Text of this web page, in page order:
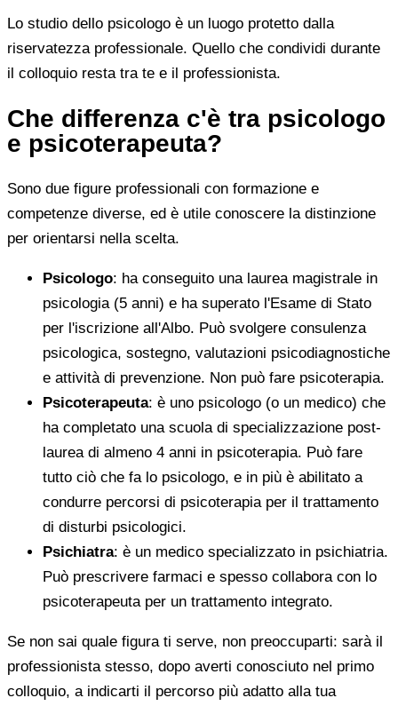
Lo studio dello psicologo è un luogo protetto dalla
riservatezza professionale. Quello che condividi durante
il colloquio resta tra te e il professionista.
Che differenza c'è tra psicologo
e psicoterapeuta?
Sono due figure professionali con formazione e
competenze diverse, ed è utile conoscere la distinzione
per orientarsi nella scelta.
Psicologo: ha conseguito una laurea magistrale in
psicologia (5 anni) e ha superato l'Esame di Stato
per l'iscrizione all'Albo. Può svolgere consulenza
psicologica, sostegno, valutazioni psicodiagnostiche
e attività di prevenzione. Non può fare psicoterapia.
Psicoterapeuta: è uno psicologo (o un medico) che
ha completato una scuola di specializzazione post-
laurea di almeno 4 anni in psicoterapia. Può fare
tutto ciò che fa lo psicologo, e in più è abilitato a
condurre percorsi di psicoterapia per il trattamento
di disturbi psicologici.
Psichiatra: è un medico specializzato in psichiatria.
Può prescrivere farmaci e spesso collabora con lo
psicoterapeuta per un trattamento integrato.
Se non sai quale figura ti serve, non preoccuparti: sarà il
professionista stesso, dopo averti conosciuto nel primo
colloquio, a indicarti il percorso più adatto alla tua